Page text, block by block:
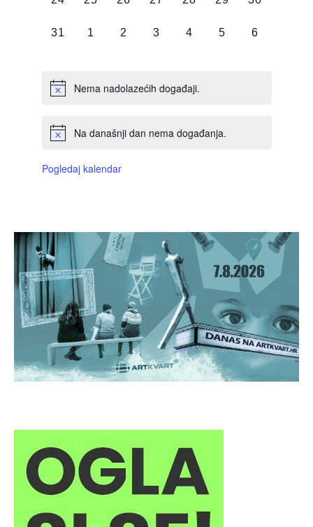
0
31
0
1
0
2
0
3
0
4
0
5
0
6
Nema nadolazećih događaji.
Na današnji dan nema događanja.
Pogledaj kalendar